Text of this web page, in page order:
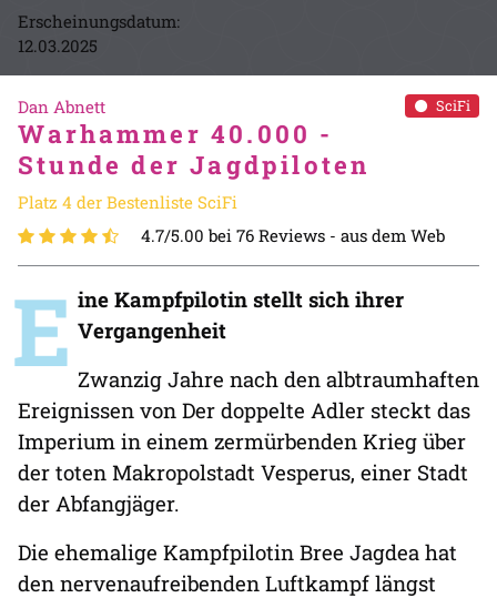
Erscheinungsdatum:
12.03.2025
SciFi
Dan Abnett
Warhammer 40.000 -
Stunde der Jagdpiloten
Platz 4 der Bestenliste SciFi
4.7/5.00 bei 76 Reviews - aus dem Web
E ine Kampfpilotin stellt sich ihrer
Vergangenheit
Zwanzig Jahre nach den albtraumhaften
Ereignissen von Der doppelte Adler steckt das
Imperium in einem zermürbenden Krieg über
der toten Makropolstadt Vesperus, einer Stadt
der Abfangjäger.
Die ehemalige Kampfpilotin Bree Jagdea hat
den nervenaufreibenden Luftkampf längst